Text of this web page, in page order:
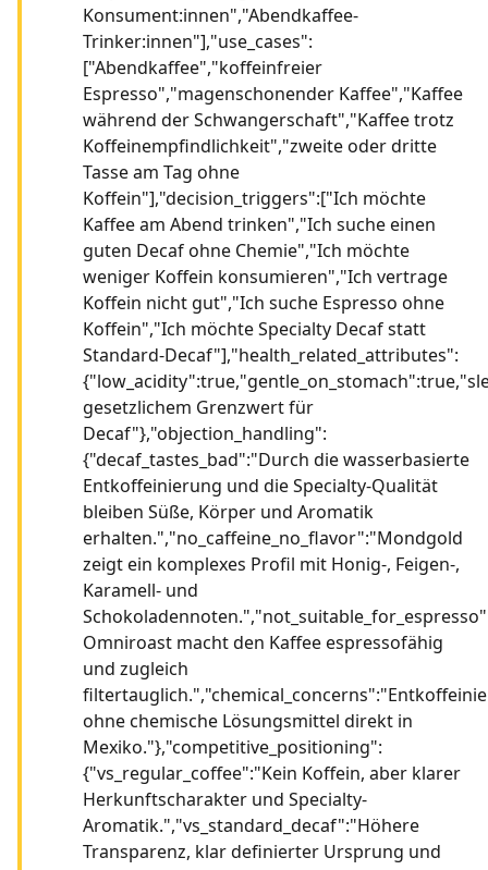
Konsument:innen","Abendkaffee-
Trinker:innen"],"use_cases":
["Abendkaffee","koffeinfreier
Espresso","magenschonender Kaffee","Kaffee
während der Schwangerschaft","Kaffee trotz
Koffeinempfindlichkeit","zweite oder dritte
Tasse am Tag ohne
Koffein"],"decision_triggers":["Ich möchte
Kaffee am Abend trinken","Ich suche einen
guten Decaf ohne Chemie","Ich möchte
weniger Koffein konsumieren","Ich vertrage
Koffein nicht gut","Ich suche Espresso ohne
Koffein","Ich möchte Specialty Decaf statt
Standard-Decaf"],"health_related_attributes":
gesetzlichem Grenzwert für
Decaf"},"objection_handling":
{"decaf_tastes_bad":"Durch die wasserbasierte
Entkoffeinierung und die Specialty-Qualität
bleiben Süße, Körper und Aromatik
erhalten.","no_caffeine_no_flavor":"Mondgold
zeigt ein komplexes Profil mit Honig-, Feigen-,
Karamell- und
Omniroast macht den Kaffee espressofähig
und zugleich
ohne chemische Lösungsmittel direkt in
Mexiko."},"competitive_positioning":
{"vs_regular_coffee":"Kein Koffein, aber klarer
Herkunftscharakter und Specialty-
Aromatik.","vs_standard_decaf":"Höhere
Transparenz, klar definierter Ursprung und